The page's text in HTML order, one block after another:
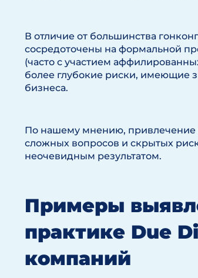
В отличие от большинства
сосредоточены на формальной
(часто с участием
более глубокие риски, имеющие
бизнеса.
По нашему мнению, привлечение
сложных вопросов и скрытых
неочевидным результатом.
Примеры
практике Due
компаний